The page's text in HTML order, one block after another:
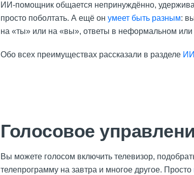
ИИ-помощник общается непринуждённо,
просто поболтать. А ещё он умеет быть разным:
на «ты» или на «вы», ответы в неформальном
Обо всех преимуществах рассказали в разделе
Голосовое
Вы можете голосом включить телевизор,
телепрограмму на завтра и многое другое. Просто